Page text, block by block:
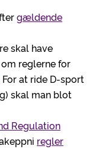
gældende
skal have
reglerne for
For at ride D-sport
skal man blot
Regulation
regler